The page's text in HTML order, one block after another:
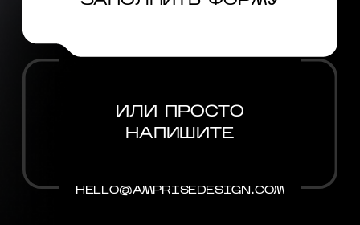
ИЛИ ПРОСТО
НАПИШИТЕ
HELLO@AMPRISEDESIGN.COM